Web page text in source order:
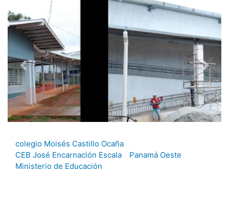
colegio Moisés Castillo Ocaña
CEB José Encarnación Escala
Panamá Oeste
Ministerio de Educación